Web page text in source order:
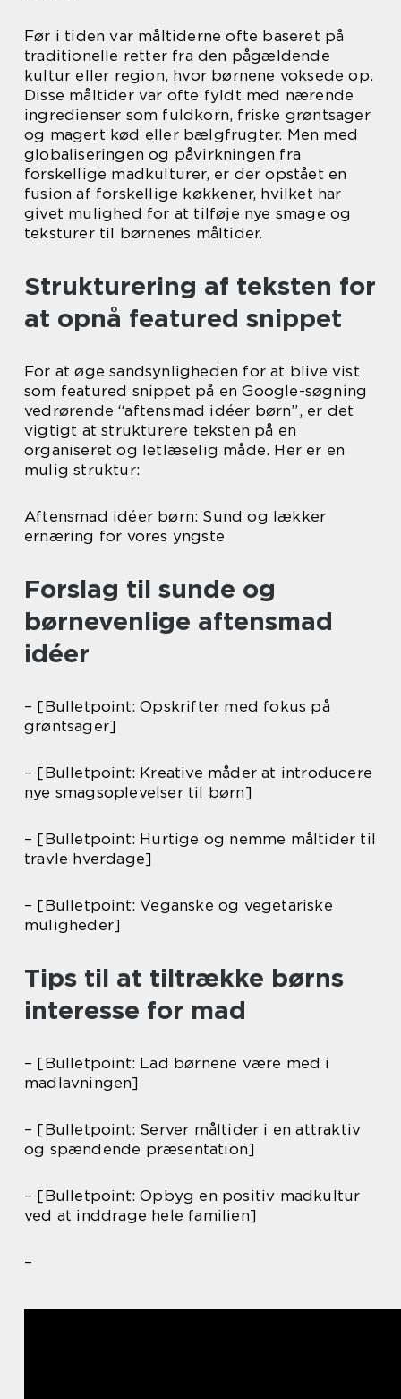
Før i tiden var måltiderne ofte baseret på
traditionelle retter fra den pågældende
kultur eller region, hvor børnene voksede op.
Disse måltider var ofte fyldt med nærende
ingredienser som fuldkorn, friske grøntsager
og magert kød eller bælgfrugter. Men med
globaliseringen og påvirkningen fra
forskellige madkulturer, er der opstået en
fusion af forskellige køkkener, hvilket har
givet mulighed for at tilføje nye smage og
teksturer til børnenes måltider.
Strukturering af teksten for
at opnå featured snippet
For at øge sandsynligheden for at blive vist
som featured snippet på en Google-søgning
vedrørende “aftensmad idéer børn”, er det
vigtigt at strukturere teksten på en
organiseret og letlæselig måde. Her er en
mulig struktur:
Aftensmad idéer børn: Sund og lækker
ernæring for vores yngste
Forslag til sunde og
børnevenlige aftensmad
idéer
– [Bulletpoint: Opskrifter med fokus på
grøntsager]
– [Bulletpoint: Kreative måder at introducere
nye smagsoplevelser til børn]
– [Bulletpoint: Hurtige og nemme måltider til
travle hverdage]
– [Bulletpoint: Veganske og vegetariske
muligheder]
Tips til at tiltrække børns
interesse for mad
– [Bulletpoint: Lad børnene være med i
madlavningen]
– [Bulletpoint: Server måltider i en attraktiv
og spændende præsentation]
– [Bulletpoint: Opbyg en positiv madkultur
ved at inddrage hele familien]
–